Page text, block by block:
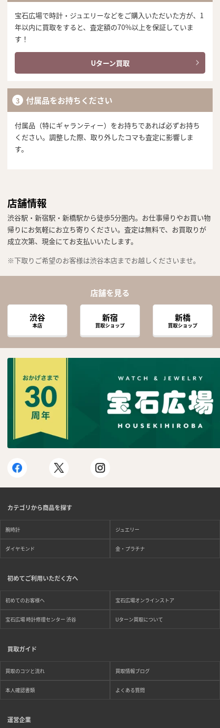
宝石広場で時計・ジュエリーなどをご購入いただいた方が、1
年以内に買取をすると、査定額の70%以上を保証していま
す！
Uターン買取
付属品をお持ちください
付属品（特にギャランティー）をお持ちであれば必ずお持ち
ください。調整した際、取り外したコマも査定に影響しま
す。
店舗情報
渋谷駅・新宿駅・新橋駅から徒歩5分圏内。お仕事帰りやお買い物
帰りにお気軽にお立ち寄りください。査定は無料で、お買取りが
成立次第、現金にてお支払いいたします。
※下取りご希望のお客様は渋谷本店までお越しくださいませ。
店舗を見る
渋谷
本店
新宿
買取ショップ
新橋
買取ショップ
カテゴリから商品を探す
腕時計 ジュエリー
ダイヤモンド 金・プラチナ
初めてご利用いただく方へ
初めてのお客様へ 宝石広場オンラインストア
宝石広場 時計修理センター 渋谷 Uターン買取について
買取ガイド
買取のコツと流れ 買取情報ブログ
本人確認書類 よくある質問
運営企業